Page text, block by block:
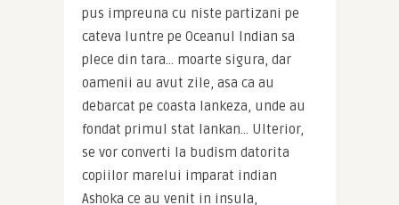
pus impreuna cu niste partizani pe
cateva luntre pe Oceanul Indian sa
plece din tara… moarte sigura, dar
oamenii au avut zile, asa ca au
debarcat pe coasta lankeza, unde au
fondat primul stat lankan… Ulterior,
se vor converti la budism datorita
copiilor marelui imparat indian
Ashoka ce au venit in insula,